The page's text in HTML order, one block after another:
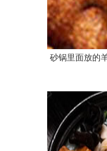
砂锅里面放的